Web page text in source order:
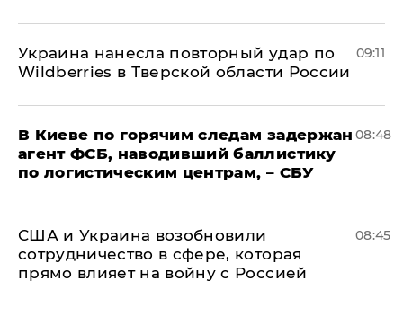
Украина нанесла повторный удар по
Wildberries в Тверской области России
09:11
В Киеве по горячим следам задержан
агент ФСБ, наводивший баллистику
по логистическим центрам, – СБУ
08:48
США и Украина возобновили
сотрудничество в сфере, которая
прямо влияет на войну с Россией
08:45